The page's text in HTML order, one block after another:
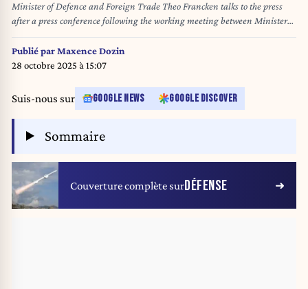
Minister of Defence and Foreign Trade Theo Francken talks to the press
after a press conference following the working meeting between Minister-
President Dolimont and Ministers Jeholet and Francken, in Jambes,
Namur on Wednesday 26 February 2025. BELGA PHOTO BRUNO FAHY
Publié parMaxence Dozin
28 octobre 2025 à 15:07
Suis-nous sur GOOGLE NEWS GOOGLE DISCOVER
Sommaire
Couverture complète surDÉFENSE